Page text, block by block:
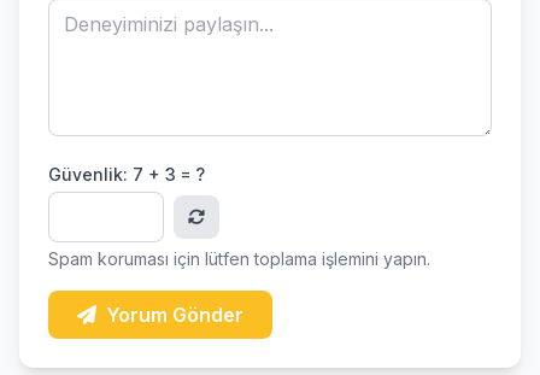
Güvenlik: 7 + 3 = ?
Spam koruması için lütfen toplama işlemini yapın.
Yorum Gönder